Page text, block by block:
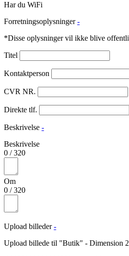
Har du WiFi
Forretningsoplysninger -
*Disse oplysninger vil ikke blive
Titel
Kontaktperson
CVR NR.
Direkte tlf.
Beskrivelse -
Beskrivelse
0 /320
Om
0 /320
Upload billeder -
Upload billede til "Butik" - Dimension